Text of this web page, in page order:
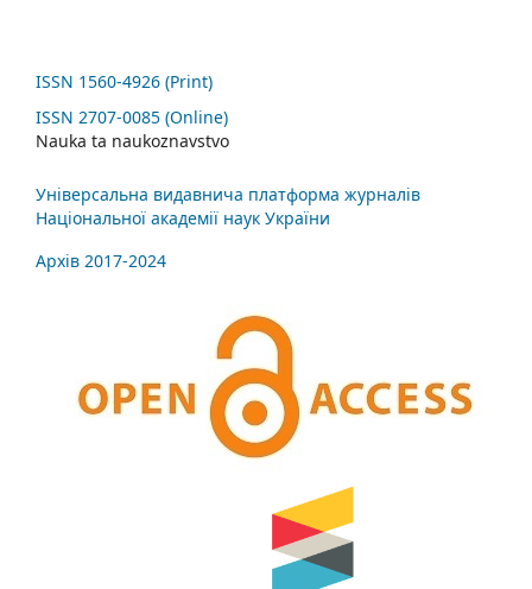
ISSN 1560-4926 (Print)
ISSN 2707-0085 (Online)
Nauka ta naukoznavstvo
Універсальна видавнича платформа журналів
Національної академії наук України
Архів 2017-2024